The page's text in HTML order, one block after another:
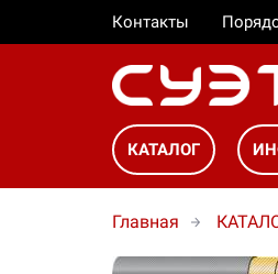
Контакты
КАТАЛОГ
Главная